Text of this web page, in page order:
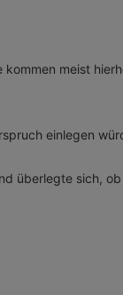
meist
einlegen
überlegte sich,